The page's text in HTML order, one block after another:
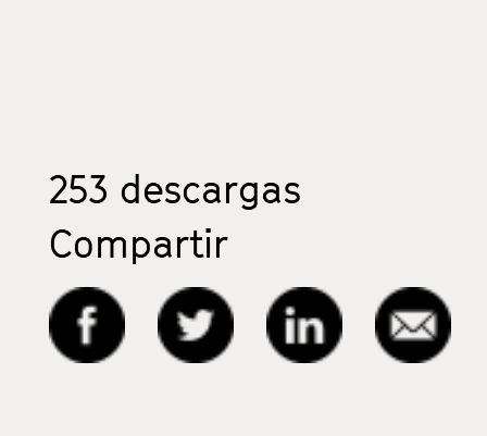
253 descargas
Compartir